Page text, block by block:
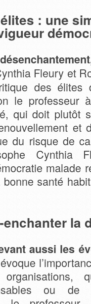
: une
Fleury et
des élites
le professeur
qui doit plutôt
et
du risque de
Cynthia
malade
santé
enchanter la
aussi les
ou